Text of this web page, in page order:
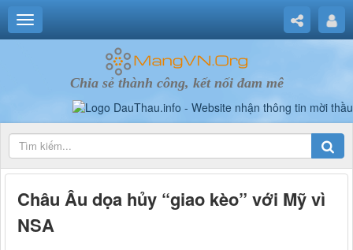
Chia sẻ thành công, kết nối đam mê
Châu Âu dọa hủy “giao kèo” với Mỹ vì
NSA